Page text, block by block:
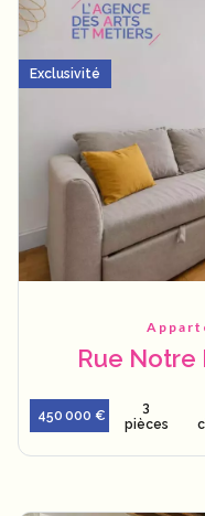
Rue Notre
450 000 €
3
pièces
Exclusivité